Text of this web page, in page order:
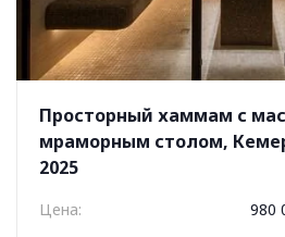
Просторный хаммам с
мраморным столом,
2025
Цена: 980